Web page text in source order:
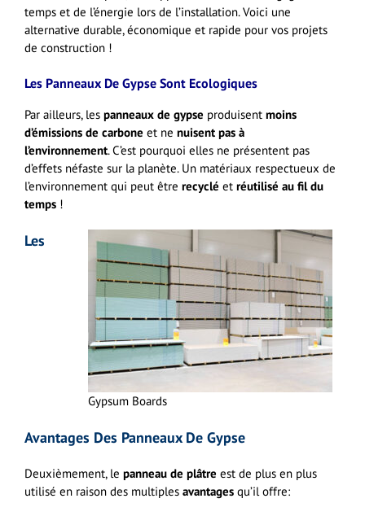
temps et de l’énergie lors de l’installation. Voici une
alternative durable, économique et rapide pour vos projets
de construction !
Les Panneaux De Gypse Sont Ecologiques
Par ailleurs, les panneaux de gypse produisent moins
d’émissions de carbone et ne nuisent pas à
l’environnement.C’est pourquoi elles ne présentent pas
d’effets néfaste sur la planète. Un matériaux respectueux de
l’environnement qui peut être recyclé et réutilisé au fil du
temps !
Gypsum Boards
Les
Avantages Des Panneaux De Gypse
Deuxièmement, le panneau de plâtre est de plus en plus
utilisé en raison des multiples avantages qu’il offre: